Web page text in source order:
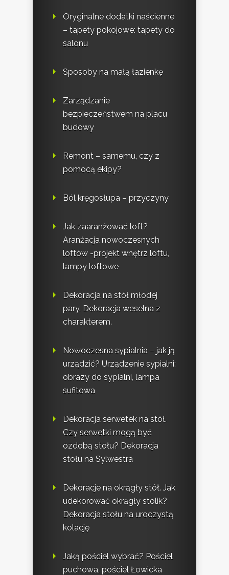
Oryginalne dodatki naścienne
– tapety pokojowe: tapety do
salonu
Sposoby na małą łazienkę
Zarządzanie
bezpieczeństwem na placu
budowy
Remont – samemu, czy z
pomocą ekipy?
Ból kręgosłupa – przyczyny
Jak zaaranżować loft?
Aranżacja nowoczesnych
loftów -projekt wnętrz loftu,
lampy loftowe
Dekoracja na stół młodej
pary. Dekoracja weselna z
charakterem.
Nowoczesna sypialnia – jak ją
urządzić? Urządzenie sypialni:
obrazy do sypialni, lampa
sufitowa
Dekoracja serwetek na stół.
Czy serwetki mogą być
ozdobą stołu? Dekoracja
stołu na Sylwestra
Dekoracje na okrągły stół. Jak
udekorować okrągły stolik?
Dekoracja stołu na uroczystą
kolację
Jaką pościel wybrać? Pościel
puchowa, pościel Łowicka